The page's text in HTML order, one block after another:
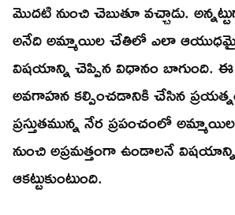
మొదటి నుంచి చెబుతూ వచ్చాడు.
అనేది అమ్మాయిల చేతిలో ఎలా ఆయుధమై
విషయాన్ని చెప్పిన విధానం బాగుంది.
అవగాహన కల్పించడానికి చేసిన
ప్రస్తుతమున్న నేర ప్రపంచంలో
నుంచి అప్రమత్తంగా ఉండాలనే
ఆకట్టుకుంటుంది.